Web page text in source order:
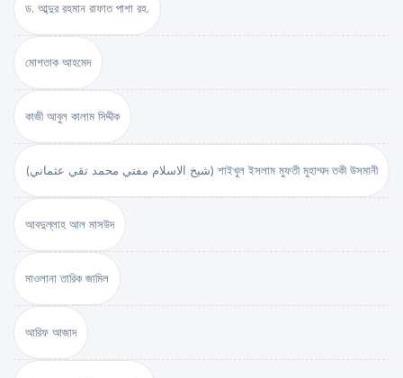
ড. আব্দুর রহমান রাফাত পাশা রহ.
মোশতাক আহমেদ
কাজী আবুল কালাম সিদ্দীক
(شيخ الاسلام مفتي محمد تقي عثماني) শাইখুল ইসলাম মুফতী মুহাম্মদ তকী উসমানী
আবদুল্লাহ আল মাসউদ
মাওলানা তারিক জামিল
আরিফ আজাদ